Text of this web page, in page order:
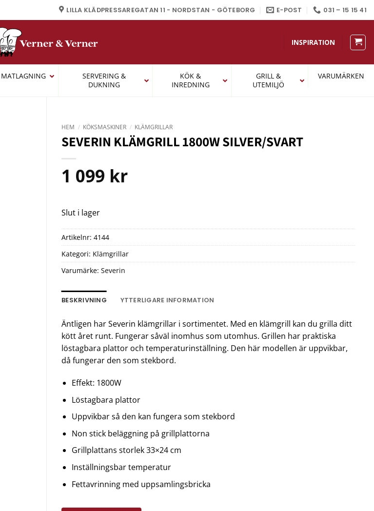
LILLA KLÄDPRESSAREGATAN 11 - NORDSTAN - GÖTEBORG E-POST 031 – 15 15 41
INSPIRATION
MATLAGNING
SERVERING &
DUKNING
KÖK &
INREDNING
GRILL &
UTEMILJÖ
VARUMÄRKEN
HEM / KÖKSMASKINER / KLÄMGRILLAR
SEVERIN KLÄMGRILL 1800W SILVER/SVART
1 099 kr
Slut i lager
Artikelnr: 4144
Kategori: Klämgrillar
Varumärke: Severin
BESKRIVNING YTTERLIGARE INFORMATION
Äntligen har Severin klämgrillar i sortimentet. Med en klämgrill kan du grilla ditt
kött året runt. Fungerar såväl inomhus som utomhus. Grillen har praktiska
löstagbara plattor och temperaturinställning. Den här modellen är uppvikbar,
då fungerar den som stekbord.
Effekt: 1800W
Löstagbara plattor
Uppvikbar så den kan fungera som stekbord
Non stick beläggning på grillplattorna
Grillplattans storlek 33×24 cm
Inställningsbar temperatur
Fettavrinning med uppsamlingsbricka